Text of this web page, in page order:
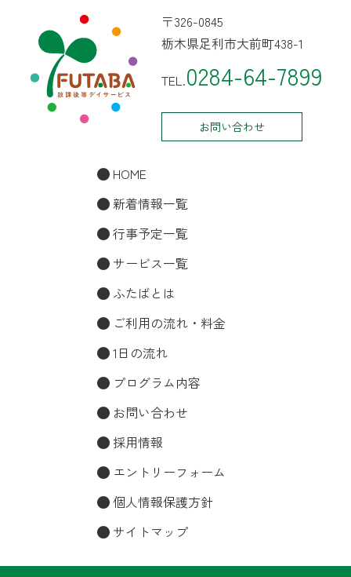
〒326-0845
栃木県足利市大前町438-1
TEL.0284-64-7899
お問い合わせ
HOME
新着情報一覧
行事予定一覧
サービス一覧
ふたばとは
ご利用の流れ・料金
1日の流れ
プログラム内容
お問い合わせ
採用情報
エントリーフォーム
個人情報保護方針
サイトマップ